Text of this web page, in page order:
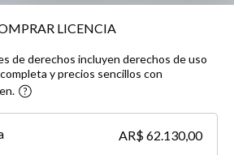
LICENCIA
de derechos incluyen derechos de uso
y precios sencillos con
AR$ 62.130,00